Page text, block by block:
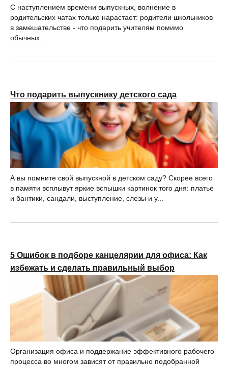
С наступлением времени выпускных, волнение в
родительских чатах только нарастает: родители школьников
в замешательстве - что подарить учителям помимо
обычных...
Что подарить выпускнику детского сада
А вы помните свой выпускной в детском саду? Скорее всего
в памяти всплывут яркие вспышки картинок того дня: платье
и бантики, сандали, выступление, слезы и у...
5 Ошибок в подборе канцелярии для офиса: Как
избежать и сделать правильный выбор
Организация офиса и поддержание эффективного рабочего
процесса во многом зависят от правильно подобранной